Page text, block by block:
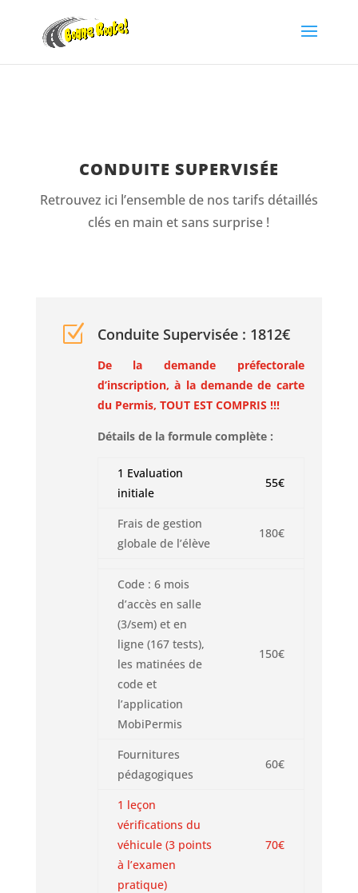
CONDUITE SUPERVISÉE
Retrouvez ici l’ensemble de nos tarifs détaillés
clés en main et sans surprise !
Z Conduite Supervisée : 1812€
De la demande préfectorale
d’inscription, à la demande de carte
du Permis, TOUT EST COMPRIS !!!
Détails de la formule complète :
1 Evaluation
initiale
55€
Frais de gestion
globale de l’élève
180€
Code : 6 mois
d’accès en salle
(3/sem) et en
ligne (167 tests),
les matinées de
code et
l’application
MobiPermis
150€
Fournitures
pédagogiques
60€
1 leçon
vérifications du
véhicule (3 points
à l’examen
pratique)
70€